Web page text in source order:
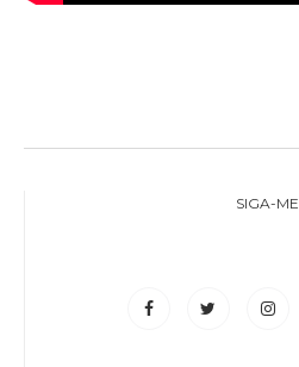
SIGA-ME